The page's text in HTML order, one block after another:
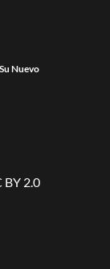
Nuevo
BY 2.0